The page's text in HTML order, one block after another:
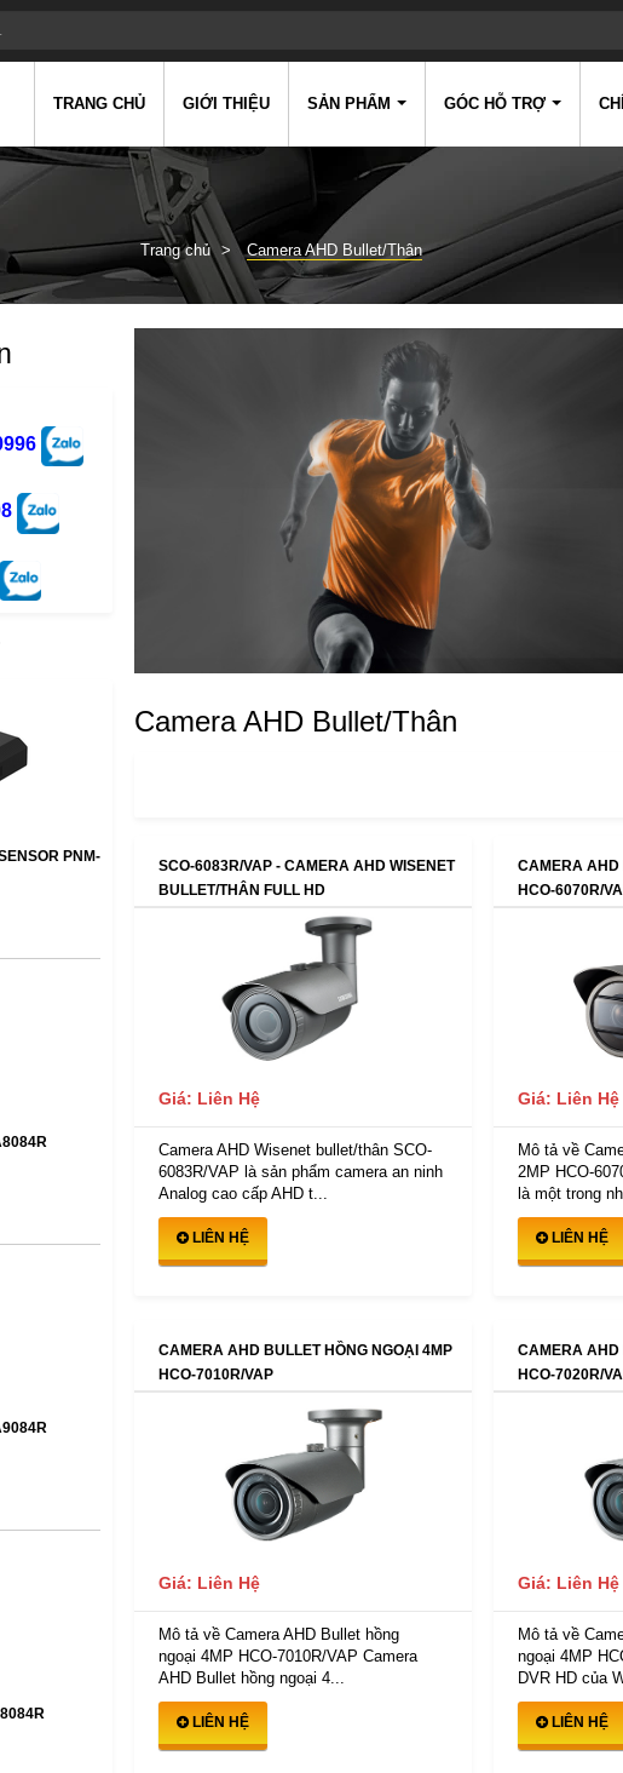
TRANG CHỦ GIỚI THIỆU SẢN PHẨM GÓC HỖ TRỢ
Trang chủ Camera AHD Bullet/Thân
PNM-
Camera AHD Bullet/Thân
SCO-6083R/VAP - CAMERA AHD WISENET
BULLET/THÂN FULL HD
Giá: Liên Hệ
Camera AHD Wisenet bullet/thân SCO-
6083R/VAP là sản phẩm camera an ninh
Analog cao cấp AHD t...
LIÊN HỆ
CAMERA AHD
HCO-6070R/
Giá: Liên Hệ
Mô tả về
2MP HCO-
là một trong
LIÊN HỆ
CAMERA AHD BULLET HỒNG NGOẠI 4MP
HCO-7010R/VAP
Giá: Liên Hệ
Mô tả về Camera AHD Bullet hồng
ngoại 4MP HCO-7010R/VAP Camera
AHD Bullet hồng ngoại 4...
LIÊN HỆ
CAMERA AHD
HCO-7020R/
Giá: Liên Hệ
Mô tả về
ngoại 4MP
DVR HD của
LIÊN HỆ